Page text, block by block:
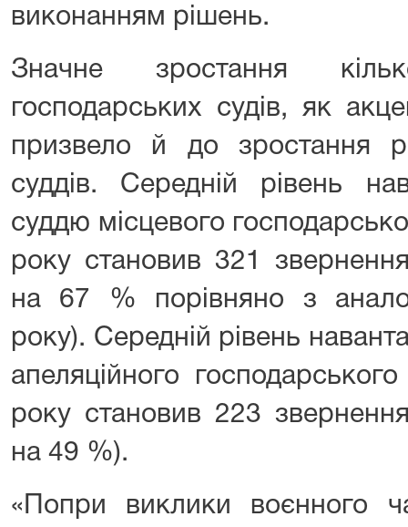
виконанням рішень.
Значне зростання
господарських судів, як
призвело й до зростання
суддів. Середній рівень
суддю місцевого
року становив 321
на 67 % порівняно з
року). Середній рівень
апеляційного
року становив 223
на 49 %).
«Попри виклики воєнного